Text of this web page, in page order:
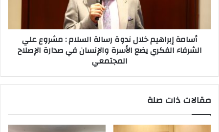
أسامة إبراهيم خلال ندوة رسالة السلام : مشروع علي
الشرفاء الفكري يضع الأسرة والإنسان في صدارة الإصلاح
المجتمعي
مقالات ذات صلة